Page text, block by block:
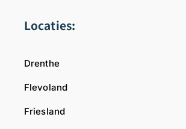
Locaties:
Drenthe
Flevoland
Friesland